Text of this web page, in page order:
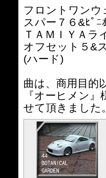
フロントワンウ
スパー７６&ﾋﾟﾆ
ＴＡＭＩＹＡラ
オフセット５&
(ハード)
曲は、商用目的
『オーヒメン
せて頂きました